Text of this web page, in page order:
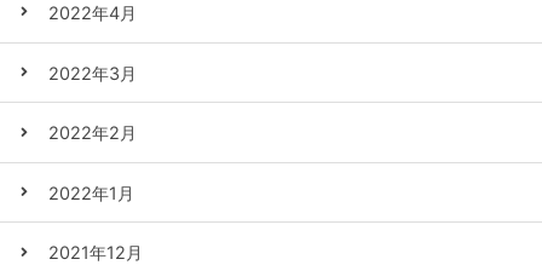
2022年4月
2022年3月
2022年2月
2022年1月
2021年12月